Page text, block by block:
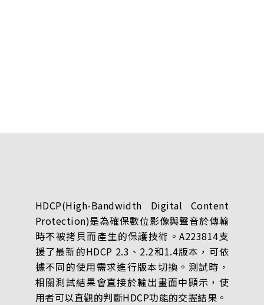
HDCP(High-Bandwidth Digital Content
Protection)是為確保數位影像與聲音於傳輸
時不被拷貝而產生的保護技術。A223814支
援了最新的HDCP 2.3、2.2和1.4版本，可依
據不同的使用需求進行版本切換。測試時，
相關測試結果會直接於輸出畫面中顯示，使
用者可以直觀的判斷HDCP功能的交握結果。